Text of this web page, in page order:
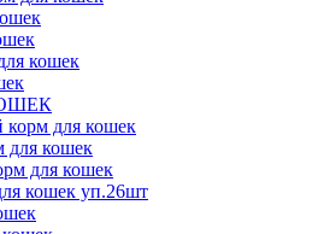
кошек
для кошек
для кошек
для кошек
кошек уп.26шт